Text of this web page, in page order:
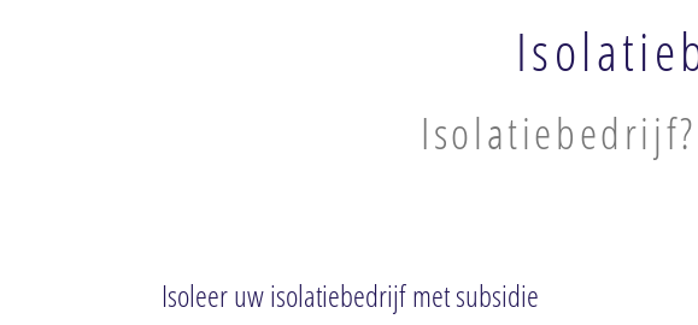
Isoleer uw isolatiebedrijf met subsidie